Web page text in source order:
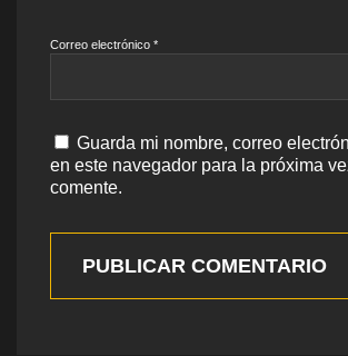
Correo electrónico *
Guarda mi nombre, correo
en este navegador para la próxima
comente.
PUBLICAR COMENTARIO